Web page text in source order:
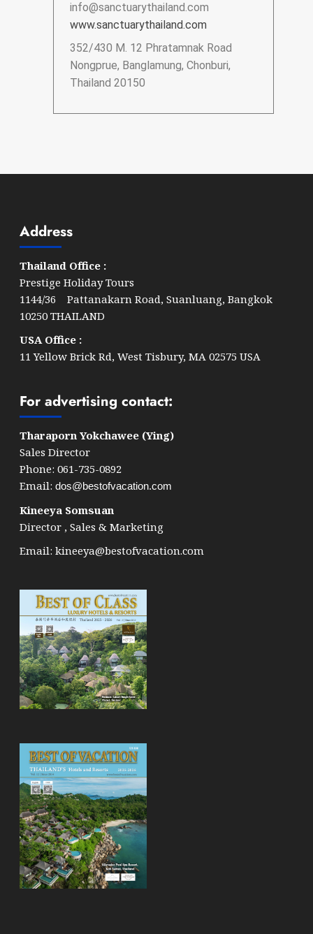
info@sanctuarythailand.com
www.sanctuarythailand.com
352/430 M. 12 Phratamnak Road
Nongprue, Banglamung, Chonburi,
Thailand 20150
Address
Thailand Office :
Prestige Holiday Tours
1144/36 Pattanakarn Road, Suanluang, Bangkok
10250 THAILAND
USA Office :
11 Yellow Brick Rd, West Tisbury, MA 02575 USA
For advertising contact:
Tharaporn Yokchawee (Ying)
Sales Director
Phone: 061-735-0892
Email: dos@bestofvacation.com
Kineeya Somsuan
Director , Sales & Marketing
Email: kineeya@bestofvacation.com